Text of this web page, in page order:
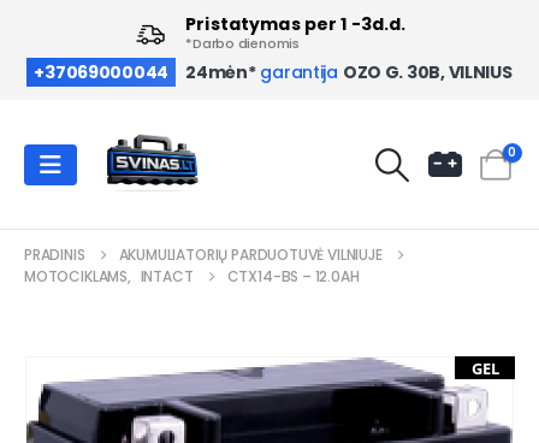
+37069000044 24mėn* garantija OZO G. 30B, VILNIUS
Pristatymas per 1 -3d.d.
*Darbo dienomis
0
PRADINIS
AKUMULIATORIŲ PARDUOTUVĖ VILNIUJE
MOTOCIKLAMS, INTACT CTX14-BS – 12.0AH
GEL